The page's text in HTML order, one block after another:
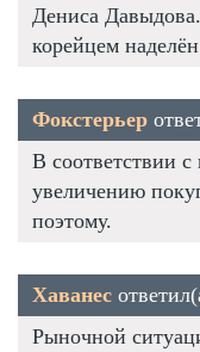
Дениса
корейцем
Фокстерьер
В соответствии
увеличению
поэтому.
Хаванес
Рыночной